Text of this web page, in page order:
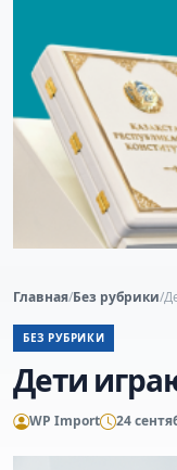
Главная/Без рубрики/
БЕЗ РУБРИКИ
Дети
WP Import 24